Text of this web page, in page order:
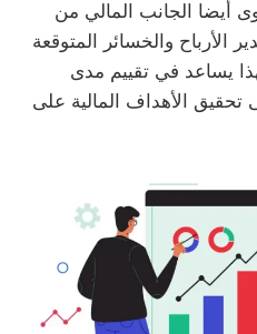
أيضا الجانب المالي من
الأرباح والخسائر المتوقعة
يساعد في تقييم مدى
تحقيق الأهداف المالية على